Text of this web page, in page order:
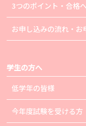
3つのポイント・合格
お申し込みの流れ・
学生の方へ
低学年の皆様
今年度試験を受ける方